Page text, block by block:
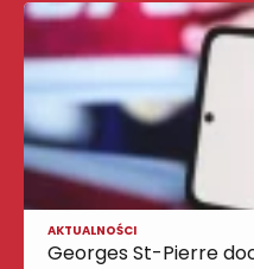
AKTUALNOŚCI
Georges St-Pierre